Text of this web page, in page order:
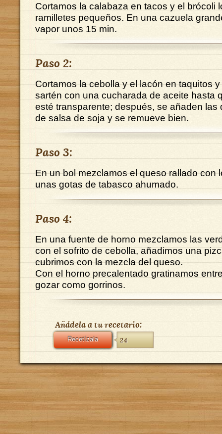
Cortamos la calabaza en tacos y el brócoli
ramilletes pequeños. En una cazuela
vapor unos 15 min.
Paso 2:
Cortamos la cebolla y el lacón en taquitos
sartén con una cucharada de aceite hasta
esté transparente; después, se añaden las
de salsa de soja y se remueve bien.
Paso 3:
En un bol mezclamos el queso rallado con
unas gotas de tabasco ahumado.
Paso 4:
En una fuente de horno mezclamos las
con el sofrito de cebolla, añadimos una
cubrimos con la mezcla del queso.
Con el horno precalentado gratinamos
gozar como gorrinos.
Añádela a tu recetario:
Recetízala 24